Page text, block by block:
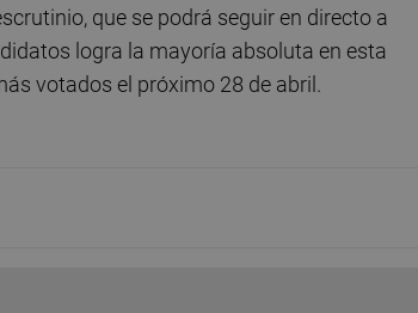
que se podrá seguir en directo a
logra la mayoría absoluta en esta
votados el próximo 28 de abril.